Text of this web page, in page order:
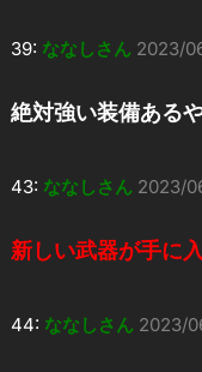
39: ななしさん 2023/
絶対強い装備ある
43: ななしさん 2023/
新しい武器が手に
44: ななしさん 2023/